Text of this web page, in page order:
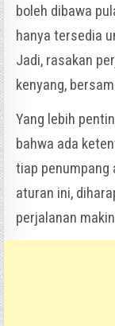
boleh dibawa
hanya tersedia
Jadi, rasakan
kenyang,
Yang lebih
bahwa ada
tiap penumpang
aturan ini,
perjalanan